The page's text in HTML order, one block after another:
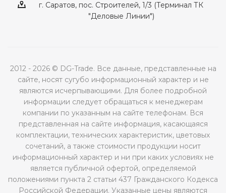
г. Саратов, пос. Строителей, 1/3 (Терминал ТК
"Деловые Линии")
2012 - 2026 © DG-Trade. Все данные, представленные на
сайте, носят сугубо информационный характер и не
являются исчерпывающими. Для более подробной
информации следует обращаться к менеджерам
компании по указанным на сайте телефонам. Вся
представленная на сайте информация, касающаяся
комплектации, технических характеристик, цветовых
сочетаний, а также стоимости продукции носит
информационный характер и ни при каких условиях не
является публичной офертой, определяемой
положениями пункта 2 статьи 437 Гражданского Кодекса
Российской Федерации. Указанные цены являются